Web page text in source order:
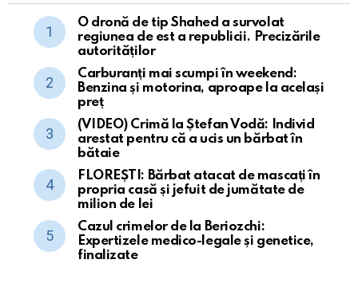
O dronă de tip Shahed a survolat
regiunea de est a republicii. Precizările
autorităților
Carburanți mai scumpi în weekend:
Benzina și motorina, aproape la același
preț
(VIDEO) Crimă la Ștefan Vodă: Individ
arestat pentru că a ucis un bărbat în
bătaie
FLOREȘTI: Bărbat atacat de mascați în
propria casă și jefuit de jumătate de
milion de lei
Cazul crimelor de la Beriozchi:
Expertizele medico-legale și genetice,
finalizate